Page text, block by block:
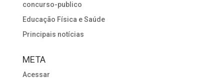
concurso-publico
Educação Física e Saúde
Principais notícias
META
Acessar